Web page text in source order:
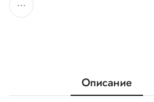
Описание